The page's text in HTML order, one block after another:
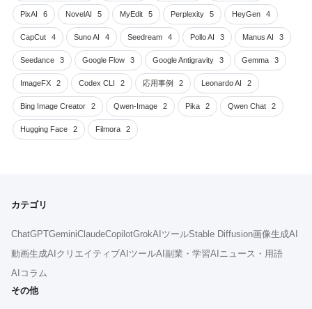
PixAI 6 NovelAI 5 MyEdit 5 Perplexity 5 HeyGen 4
CapCut 4 Suno AI 4 Seedream 4 Pollo AI 3 Manus AI 3
Seedance 3 Google Flow 3 Google Antigravity 3 Gemma 3
ImageFX 2 Codex CLI 2 応用事例 2 Leonardo AI 2
Bing Image Creator 2 Qwen-Image 2 Pika 2 Qwen Chat 2
Hugging Face 2 Filmora 2
カテゴリ
ChatGPTGeminiClaudeCopilotGrokAIツールStable Diffusion画像生成AI
動画生成AI クリエイティブAIツールAI副業・学習AIニュース・用語
AIコラム
その他